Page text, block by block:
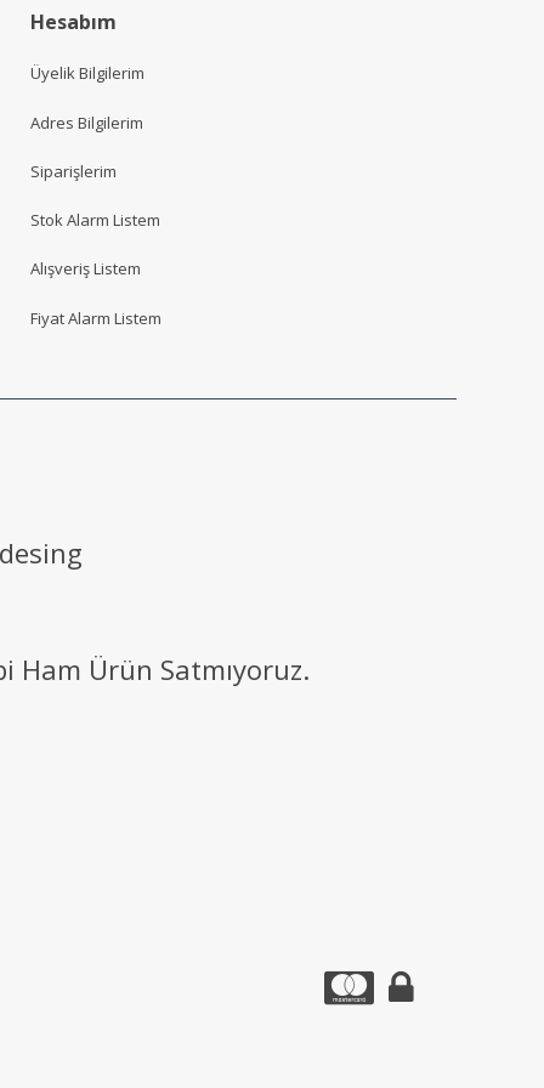
Hesabım
Üyelik Bilgilerim
Adres Bilgilerim
Siparişlerim
Stok Alarm Listem
Alışveriş Listem
Fiyat Alarm Listem
Ham Ürün Satmıyoruz.